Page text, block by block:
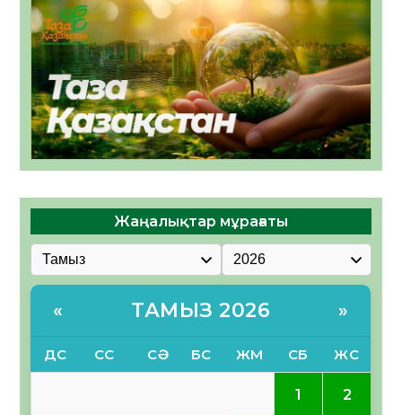
Жаңалықтар мұрағаты
« ТАМЫЗ 2026 »
ДС СС СӘ БС ЖМ СБ ЖС
1 2